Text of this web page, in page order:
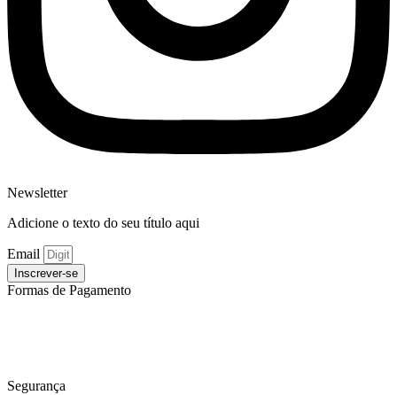
Newsletter
Adicione o texto do seu título aqui
Email
Inscrever-se
Formas de Pagamento
Segurança